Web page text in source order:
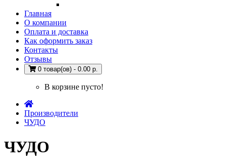
Главная
О компании
Оплата и доставка
Как оформить заказ
Контакты
Отзывы
0 товар(ов) - 0.00 р.
В корзине пусто!
Производители
ЧУДО
ЧУДО